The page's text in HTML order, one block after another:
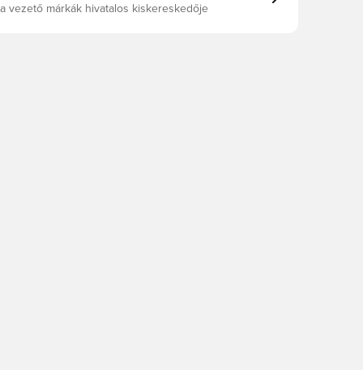
vezető márkák hivatalos kiskereskedője